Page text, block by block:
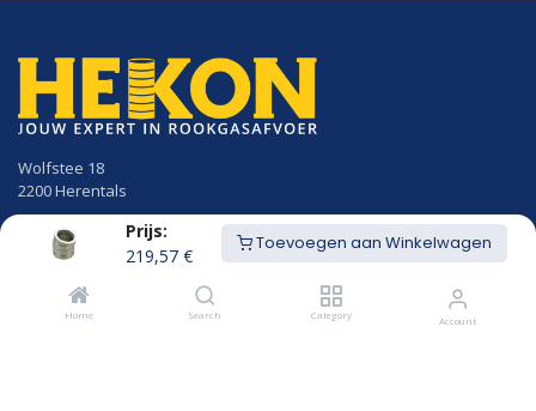
Prijs:
219,57€
Toevoegen aan Winkelwagen
Home Search Category Account
Wolfstee 18
2200 Herentals
014/23.50.41
info@hekon.be
BTW BE 0456.631.656